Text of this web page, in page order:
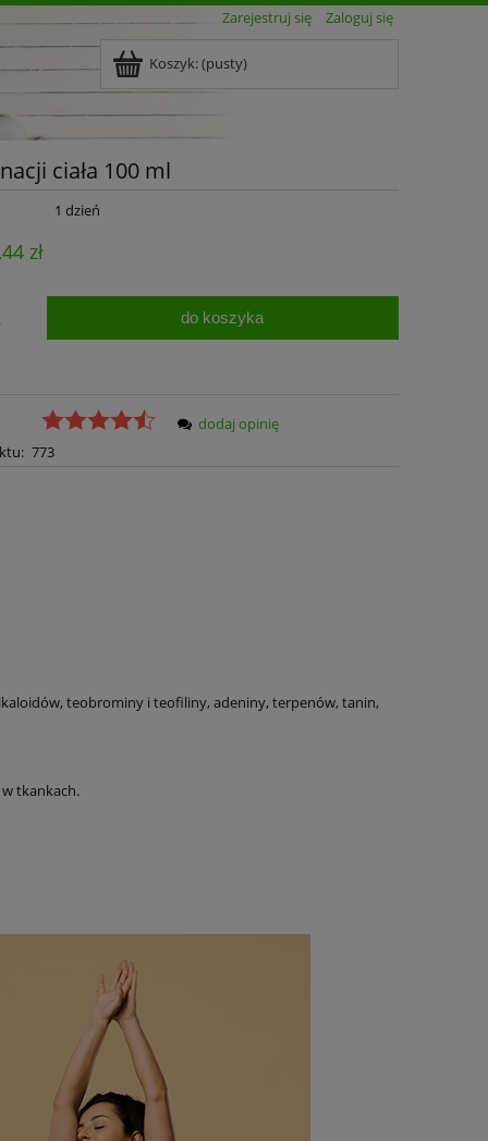
Zarejestruj się Zaloguj się
Koszyk:(pusty)
ciała 100 ml
1 dzień
zł
do koszyka
773
dodaj opinię
teobrominy i teofiliny, adeniny, terpenów, tanin,
tkankach.